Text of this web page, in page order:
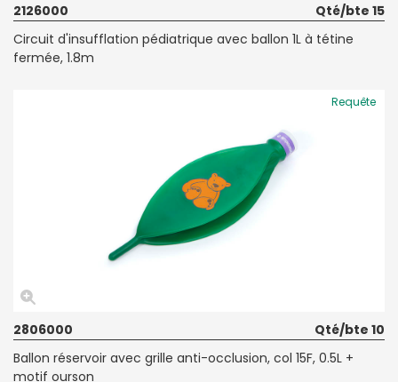
2126000
Qté/bte 15
Circuit d'insufflation pédiatrique avec ballon 1L à tétine
fermée, 1.8m
Requête
2806000
Qté/bte 10
Ballon réservoir avec grille anti-occlusion, col 15F, 0.5L +
motif ourson